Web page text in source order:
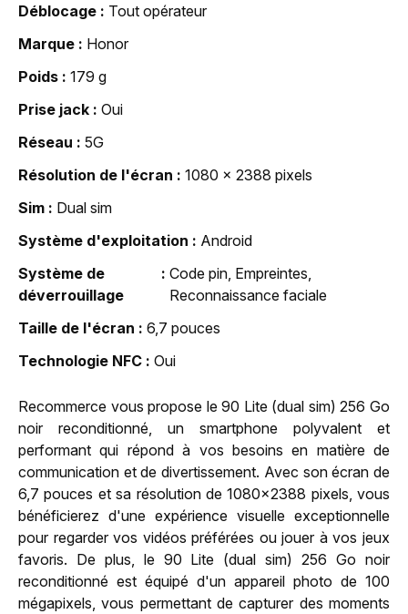
Déblocage
Tout opérateur
Marque
Honor
Poids
179 g
Prise jack
Oui
Réseau
5G
Résolution de l'écran
1080 x 2388 pixels
Sim
Dual sim
Système d'exploitation
Android
Système de
déverrouillage
Code pin, Empreintes,
Reconnaissance faciale
Taille de l'écran
6,7 pouces
Technologie NFC
Oui
Recommerce vous propose le 90 Lite (dual sim) 256 Go
noir reconditionné, un smartphone polyvalent et
performant qui répond à vos besoins en matière de
communication et de divertissement. Avec son écran de
6,7 pouces et sa résolution de 1080x2388 pixels, vous
bénéficierez d'une expérience visuelle exceptionnelle
pour regarder vos vidéos préférées ou jouer à vos jeux
favoris. De plus, le 90 Lite (dual sim) 256 Go noir
reconditionné est équipé d'un appareil photo de 100
mégapixels, vous permettant de capturer des moments